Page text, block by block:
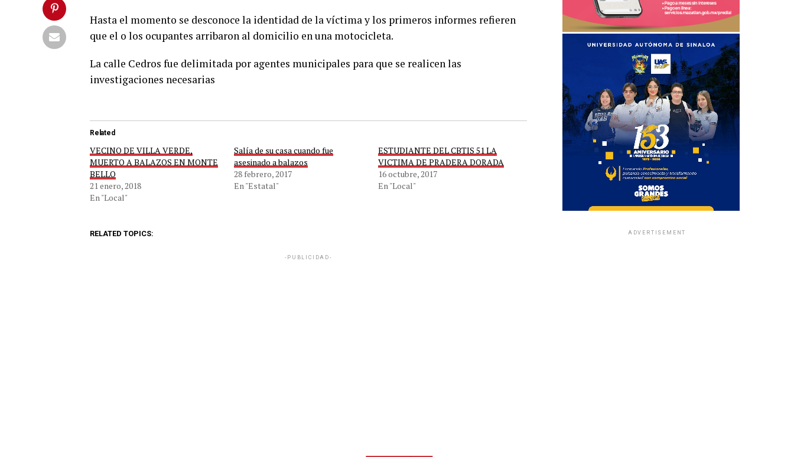
Hasta el momento se desconoce la identidad de la víctima y los primeros informes refieren
que el o los ocupantes arribaron al domicilio en una motocicleta.
La calle Cedros fue delimitada por agentes municipales para que se realicen las
investigaciones necesarias
Related
VECINO DE VILLA VERDE,
MUERTO A BALAZOS EN MONTE
BELLO
21 enero, 2018
En "Local"
Salía de su casa cuando fue
asesinado a balazos
28 febrero, 2017
En "Estatal"
ESTUDIANTE DEL CBTIS 51 LA
VICTIMA DE PRADERA DORADA
16 octubre, 2017
En "Local"
RELATED TOPICS:
-PUBLICIDAD-
ADVERTISEMENT